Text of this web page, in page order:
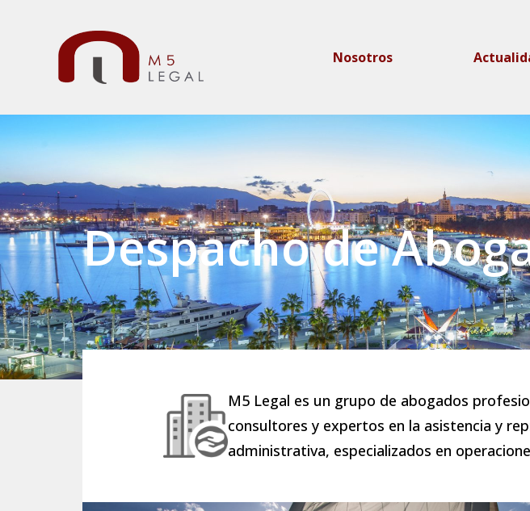
Nosotros
Despacho de
M5 Legal es un grupo de abogados
consultores y expertos en la asistencia y
administrativa, especializados en